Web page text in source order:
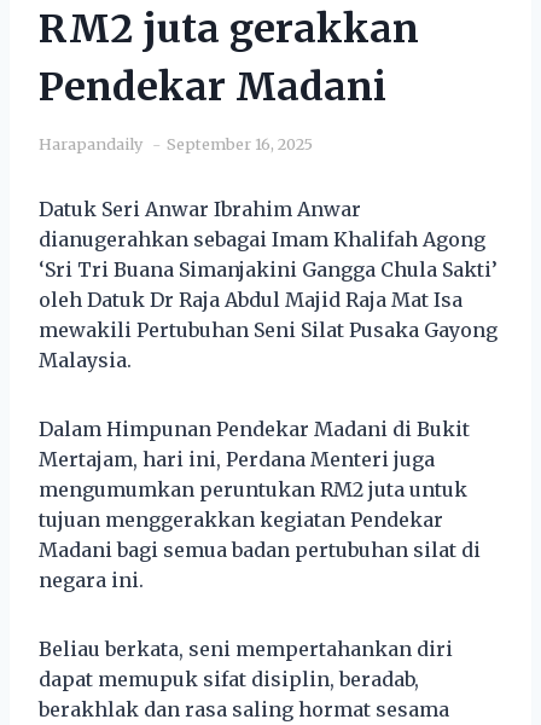
RM2 juta gerakkan
Pendekar Madani
Harapandaily September 16, 2025
Datuk Seri Anwar Ibrahim Anwar
dianugerahkan sebagai Imam Khalifah Agong
‘Sri Tri Buana Simanjakini Gangga Chula Sakti’
oleh Datuk Dr Raja Abdul Majid Raja Mat Isa
mewakili Pertubuhan Seni Silat Pusaka Gayong
Malaysia.
Dalam Himpunan Pendekar Madani di Bukit
Mertajam, hari ini, Perdana Menteri juga
mengumumkan peruntukan RM2 juta untuk
tujuan menggerakkan kegiatan Pendekar
Madani bagi semua badan pertubuhan silat di
negara ini.
Beliau berkata, seni mempertahankan diri
dapat memupuk sifat disiplin, beradab,
berakhlak dan rasa saling hormat sesama